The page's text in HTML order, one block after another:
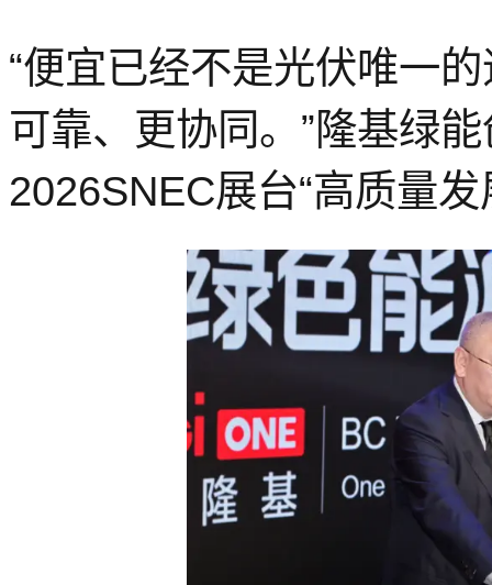
“便宜已经不是光伏唯一
可靠、更协同。”隆基绿
2026SNEC展台“高质量发